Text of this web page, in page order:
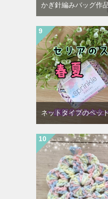
かぎ針編みバッグ作
ネットタイプのペッ